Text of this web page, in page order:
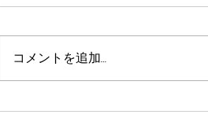
お盆期間も営業しておりま
コメントを追加…